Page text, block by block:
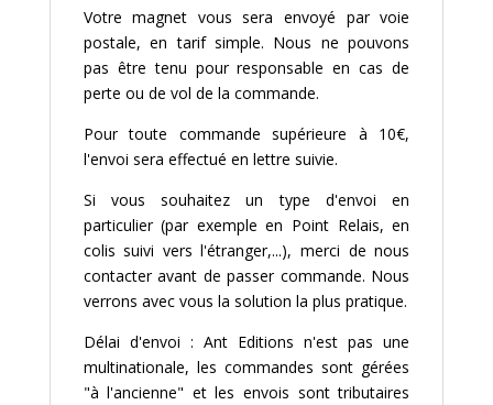
Votre magnet vous sera envoyé par voie
postale, en tarif simple. Nous ne pouvons
pas être tenu pour responsable en cas de
perte ou de vol de la commande.
Pour toute commande supérieure à 10€,
l'envoi sera effectué en lettre suivie.
Si vous souhaitez un type d'envoi en
particulier (par exemple en Point Relais, en
colis suivi vers l'étranger,...), merci de nous
contacter avant de passer commande. Nous
verrons avec vous la solution la plus pratique.
Délai d'envoi : Ant Editions n'est pas une
multinationale, les commandes sont gérées
"à l'ancienne" et les envois sont tributaires